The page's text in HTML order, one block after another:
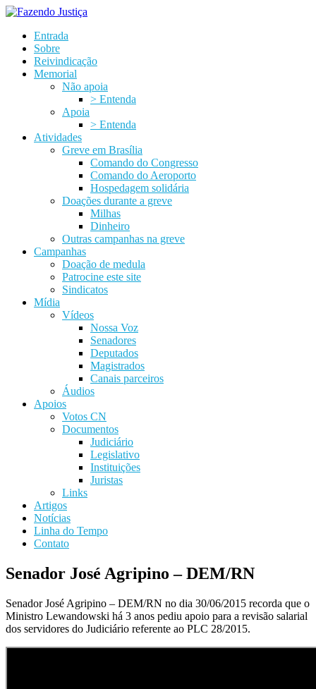
Entrada
Sobre
Reivindicação
Memorial
Não apoia
> Entenda
Apoia
> Entenda
Atividades
Greve em Brasília
Comando do Congresso
Comando do Aeroporto
Hospedagem solidária
Doações durante a greve
Milhas
Dinheiro
Outras campanhas na greve
Campanhas
Doação de medula
Patrocine este site
Sindicatos
Mídia
Vídeos
Nossa Voz
Senadores
Deputados
Magistrados
Canais parceiros
Áudios
Apoios
Votos CN
Documentos
Judiciário
Legislativo
Instituições
Juristas
Links
Artigos
Notícias
Linha do Tempo
Contato
Senador José Agripino – DEM/RN
Senador José Agripino – DEM/RN no dia 30/06/2015 recorda que o
Ministro Lewandowski há 3 anos pediu apoio para a revisão salarial
dos servidores do Judiciário referente ao PLC 28/2015.